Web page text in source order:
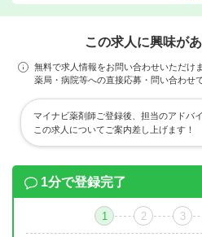
この求人に興味が
無料で求人情報をお問い合わせいただけま
薬局・病院等への直接応募・問い合わせ
マイナビ薬剤師ご登録後、担当のアドバ
この求人についてご案内差し上げます！
1分で登録完了
1 2 3